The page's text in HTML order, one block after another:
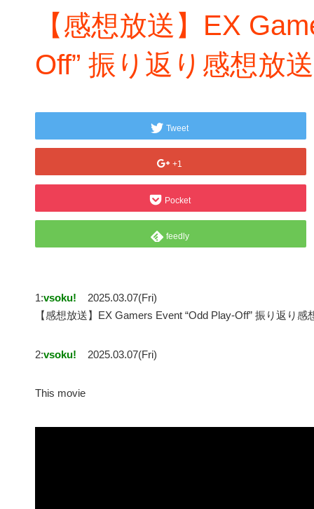
【感想放送】EX
Off” 振り返り感想放
Tweet
+1
Pocket
feedly
1:vsoku!
2025.03.07(Fri)
【感想放送】EX Gamers Event “Odd Play-Off” 振り返り
2:vsoku! 2025.03.07(Fri)
This movie